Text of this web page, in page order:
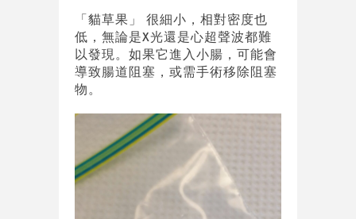
「貓草果」 很細小，相對密度也
低，無論是X光還是心超聲波都難
以發現。如果它進入小腸，可能會
導致腸道阻塞，或需手術移除阻塞
物。